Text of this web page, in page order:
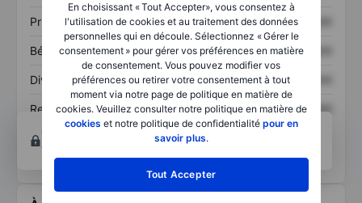
En choisissant « Tout Accepter», vous consentez à
l'utilisation de cookies et au traitement des données
personnelles qui en découle. Sélectionnez « Gérer le
consentement » pour gérer vos préférences en matière
de consentement. Vous pouvez modifier vos
préférences ou retirer votre consentement à tout
moment via notre page de politique en matière de
cookies. Veuillez consulter notre politique en matière de
cookies et notre politique de confidentialité pour en
savoir plus.
Tout Accepter
Prix / ventes XXXXXXX XXXXXXX
Bénéfice par action XXXXXXX XXXXXXX
Dividende par action XXXXXXX XXXXXXX
Rendement des
capitaux propres
XXXXXXX
XXXXXXX
Ouvrir un compte pour accéder à d’autres outils
techniques et d’analyses.